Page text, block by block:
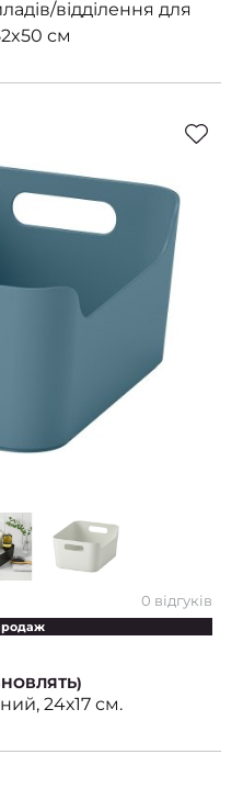
відділення для
см
0 відгуків
24х17 см.